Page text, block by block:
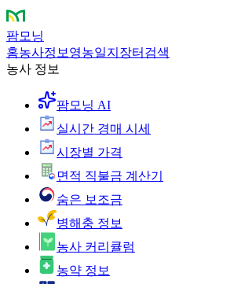
팜모닝
홈농사정보 영농일지 장터 검색
농사 정보
팜모닝 AI
실시간 경매 시세
시장별 가격
면적 직불금 계산기
숨은 보조금
병해충 정보
농사 커리큘럼
농약 정보